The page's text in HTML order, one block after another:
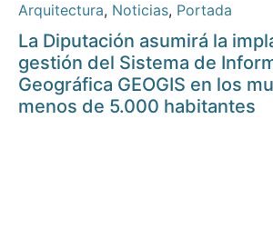
Arquitectura, Noticias, Portada
La Diputación asumirá la
gestión del Sistema de
Geográfica GEOGIS en los
menos de 5.000 habitantes